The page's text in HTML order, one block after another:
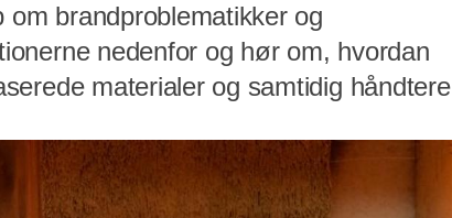
om brandproblematikker og
nedenfor og hør om, hvordan
materialer og samtidig håndtere